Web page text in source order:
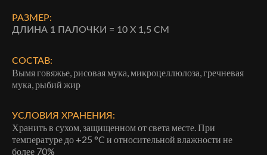
РАЗМЕР:
ДЛИНА 1 ПАЛОЧКИ = 10 Х 1,5 СМ
СОСТАВ:
Вымя говяжье, рисовая мука, микроцеллюлоза, гречневая
мука, рыбий жир
УСЛОВИЯ ХРАНЕНИЯ:
Хранить в сухом, защищенном от света месте. При
температуре до +25 °C и относительной влажности не
более 70%